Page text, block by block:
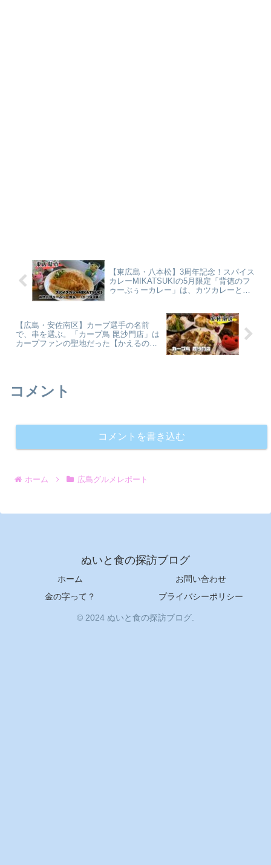
【東広島・八本松】3周年記念！スパイス
カレーMIKATSUKIの5月限定「背徳のフ
ゥーぶぅーカレー」は、カツカレーとカ
【広島・安佐南区】カープ選手の名前
で、串を選ぶ。「カープ鳥 毘沙門店」は
カープファンの聖地だった【かえるのピ
コメント
コメントを書き込む
ホーム 広島グルメレポート
ぬいと食の探訪ブログ
ホーム
お問い合わせ
金の字って？
プライバシーポリシー
© 2024 ぬいと食の探訪ブログ.